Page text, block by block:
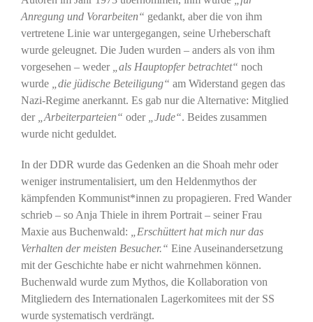
Anregung und Vorarbeiten“ gedankt, aber die von ihm
vertretene Linie war untergegangen, seine Urheberschaft
wurde geleugnet. Die Juden wurden – anders als von ihm
vorgesehen – weder
„als Hauptopfer betrachtet“ noch
wurde
„die jüdische Beteiligung“ am Widerstand gegen das
Nazi-Regime anerkannt. Es gab nur die Alternative: Mitglied
der
„Arbeiterparteien“ oder „Jude“. Beides zusammen
wurde nicht geduldet.
In der DDR wurde das Gedenken an die Shoah mehr oder
weniger instrumentalisiert, um den Heldenmythos der
kämpfenden Kommunist*innen zu propagieren. Fred Wander
schrieb – so Anja Thiele in ihrem Portrait – seiner Frau
Maxie aus Buchenwald:
„Erschüttert hat mich nur das
Verhalten der meisten Besucher.“ Eine Auseinandersetzung
mit der Geschichte habe er nicht wahrnehmen können.
Buchenwald wurde zum Mythos, die Kollaboration von
Mitgliedern des Internationalen Lagerkomitees mit der SS
wurde systematisch verdrängt.